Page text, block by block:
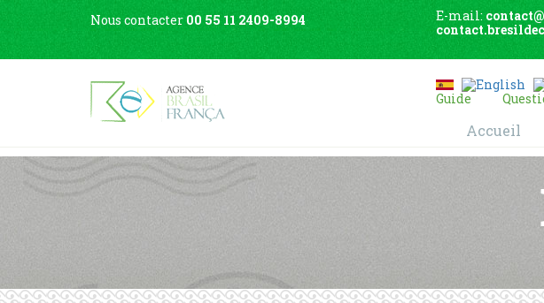
Nous contacter 00 55 11 2409-8994 E-mail:
Guide
Accueil